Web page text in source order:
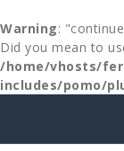
Warning:
Did you mean to
/home/vhosts/
includes/pomo/
content